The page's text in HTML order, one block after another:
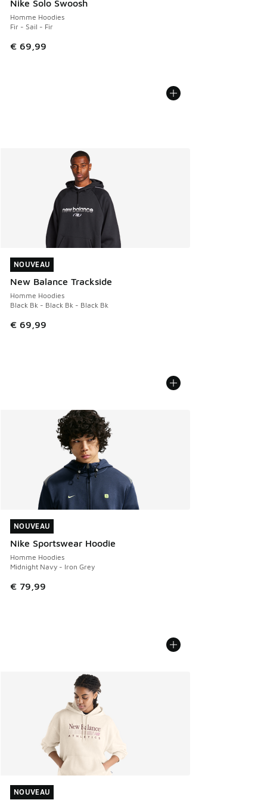
Nike Solo Swoosh
Homme Hoodies
Fir - Sail - Fir
€ 69,99
NOUVEAU
New Balance Trackside
Homme Hoodies
Black Bk - Black Bk - Black Bk
€ 69,99
NOUVEAU
NOUVEAU
Nike Sportswear Hoodie
Homme Hoodies
Midnight Navy - Iron Grey
€ 79,99
NOUVEAU
NOUVEAU
NOUVEAU